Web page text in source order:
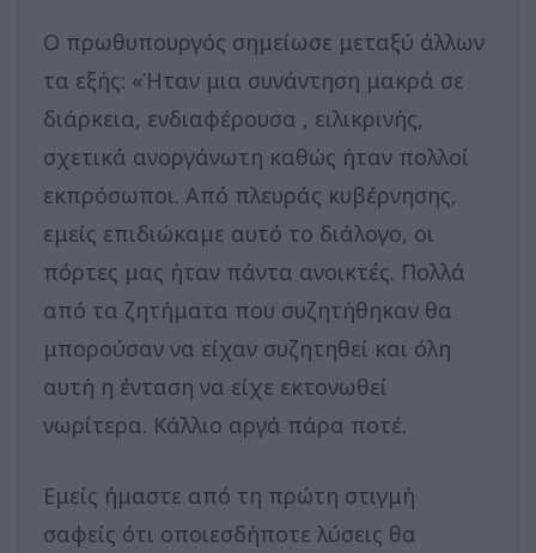
Ο πρωθυπουργός σημείωσε μεταξύ άλλων
τα εξής: «Ήταν μια συνάντηση μακρά σε
διάρκεια, ενδιαφέρουσα , ειλικρινής,
σχετικά ανοργάνωτη καθώς ήταν πολλοί
εκπρόσωποι. Από πλευράς κυβέρνησης,
εμείς επιδιώκαμε αυτό το διάλογο, οι
πόρτες μας ήταν πάντα ανοικτές. Πολλά
από τα ζητήματα που συζητήθηκαν θα
μπορούσαν να είχαν συζητηθεί και όλη
αυτή η ένταση να είχε εκτονωθεί
νωρίτερα. Κάλλιο αργά πάρα ποτέ.
Εμείς ήμαστε από τη πρώτη στιγμή
σαφείς ότι οποιεσδήποτε λύσεις θα